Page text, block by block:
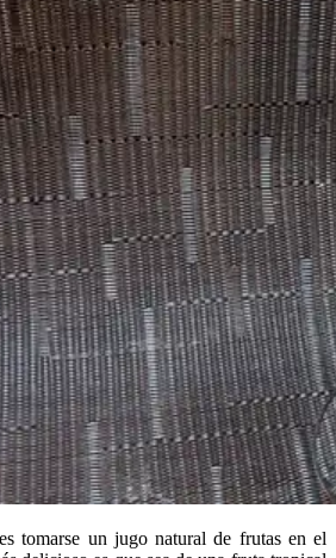
tomarse un jugo natural de frutas en el